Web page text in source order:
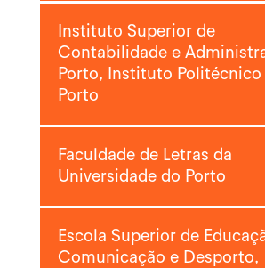
Instituto Superior de
Contabilidade e
Porto, Instituto Politécnico
Porto
Faculdade de Letras da
Universidade do Porto
Escola Superior de
Comunicação e Desporto,